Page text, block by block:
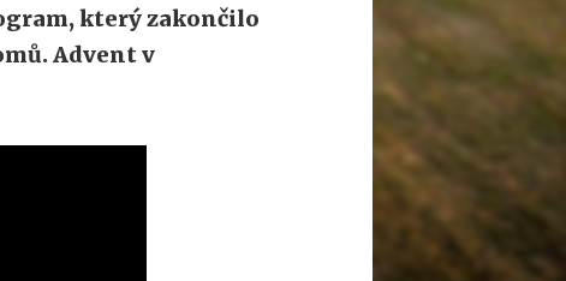
který zakončilo
Advent v